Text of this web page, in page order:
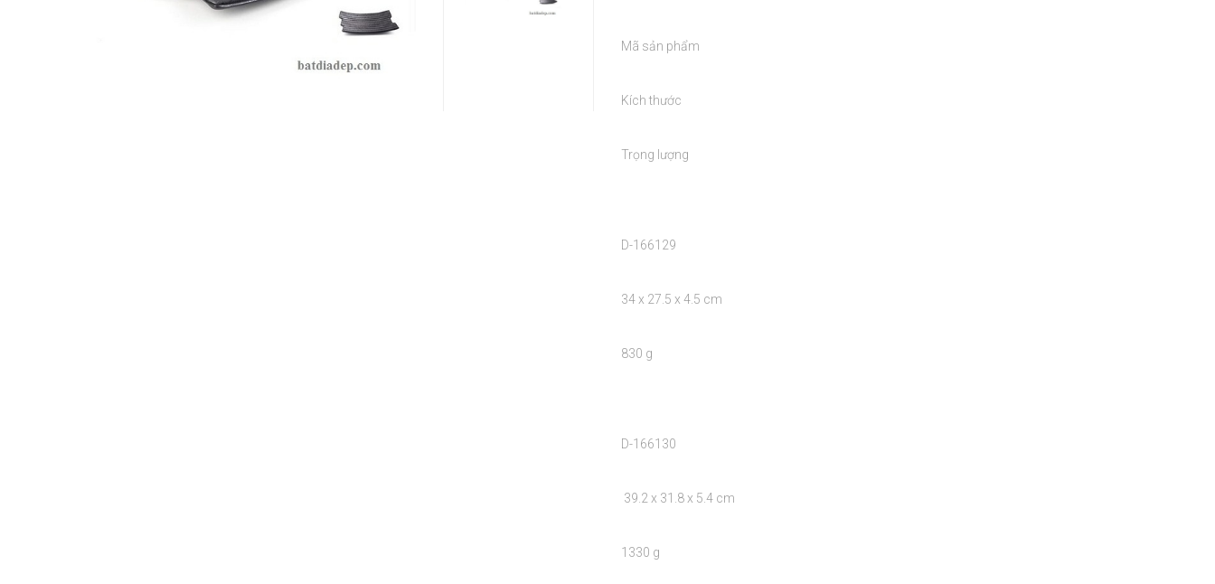
Mã sản phẩm
Kích thước
Trọng lượng
D-166129
34 x 27.5 x 4.5 cm
830 g
D-166130
39.2 x 31.8 x 5.4 cm
1330 g